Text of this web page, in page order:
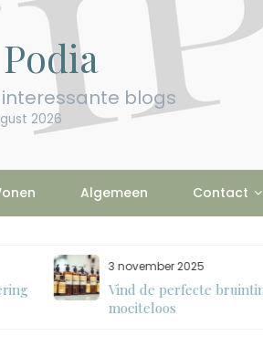
blogs
2026
Algemeen Contact
bruintint en verzorg je haar